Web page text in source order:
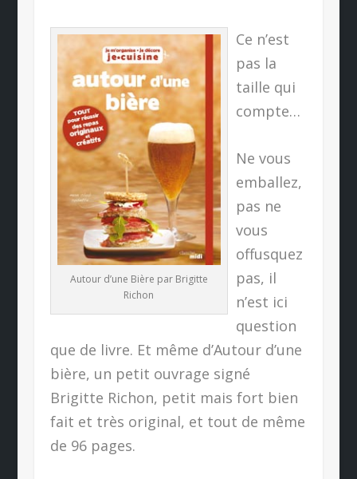
Autour d’une Bière par Brigitte
Richon
Ce n’est
pas la
taille qui
compte…
Ne vous
emballez,
pas ne
vous
offusquez
pas, il
n’est ici
question
que de livre. Et même d’Autour d’une
bière, un petit ouvrage signé
Brigitte Richon, petit mais fort bien
fait et très original, et tout de même
de 96 pages.